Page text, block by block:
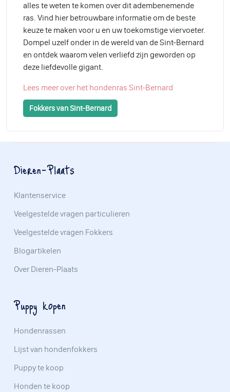
alles te weten te komen over dit adembenemende
ras. Vind hier betrouwbare informatie om de beste
keuze te maken voor u en uw toekomstige viervoeter.
Dompel uzelf onder in de wereld van de Sint-Bernard
en ontdek waarom velen verliefd zijn geworden op
deze liefdevolle gigant.
Lees meer over het hondenras Sint-Bernard
Fokkers van Sint-Bernard
Dieren-Plaats
Klantenservice
Veelgestelde vragen particulieren
Veelgestelde vragen Fokkers
Blogartikelen
Over Dieren-Plaats
Puppy kopen
Hondenrassen
Lijst van hondenfokkers
Puppy te koop
Honden te koop